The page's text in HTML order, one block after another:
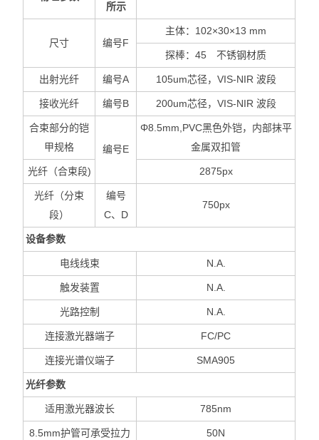
所示
尺寸 编号F
主体：102×30×13 mm
探棒：45 不锈钢材质
出射光纤 编号A 105um芯径，VIS-NIR 波段
接收光纤 编号B 200um芯径，VIS-NIR 波段
合束部分的铠
甲规格
编号E
Φ8.5mm,PVC黑色外铠，内部抹平
金属双扣管
光纤（合束段) 2875px
光纤（分束
段）
编号
C、D
750px
设备参数
电线线束 N.A.
触发装置 N.A.
光路控制 N.A.
连接激光器端子 FC/PC
连接光谱仪端子 SMA905
光纤参数
适用激光器波长 785nm
8.5mm护管可承受拉力 50N